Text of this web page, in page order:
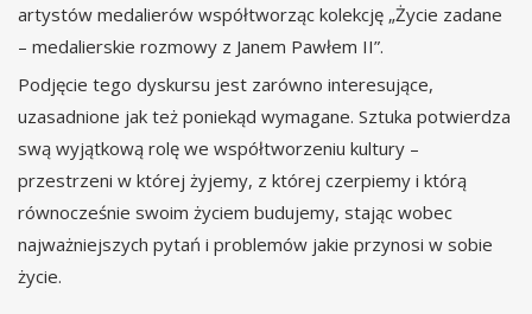
artystów medalierów współtworząc kolekcję „Życie zadane
– medalierskie rozmowy z Janem Pawłem II”.
Podjęcie tego dyskursu jest zarówno interesujące,
uzasadnione jak też poniekąd wymagane. Sztuka potwierdza
swą wyjątkową rolę we współtworzeniu kultury –
przestrzeni w której żyjemy, z której czerpiemy i którą
równocześnie swoim życiem budujemy, stając wobec
najważniejszych pytań i problemów jakie przynosi w sobie
życie.